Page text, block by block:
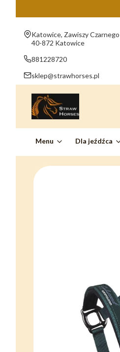
Adres:
Katowice, Zawiszy
40-872 Katowice
881228720
sklep@strawhorses.pl
Menu Dla jeźdźca